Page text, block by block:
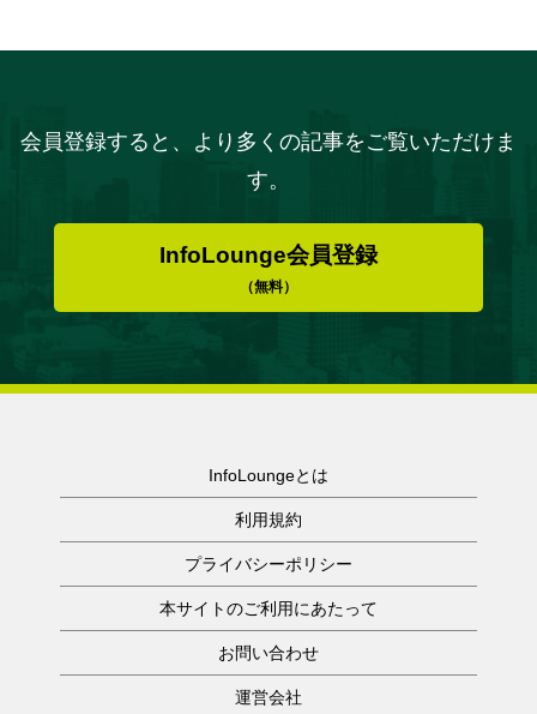
会員登録すると、より多くの記事をご覧いただけま
す。
InfoLounge会員登録
（無料）
InfoLoungeとは
利用規約
プライバシーポリシー
本サイトのご利用にあたって
お問い合わせ
運営会社